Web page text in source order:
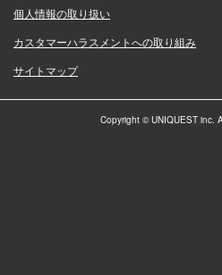
個人情報の取り扱い
カスタマーハラスメントへの取り組み
サイトマップ
Copyright © UNIQUEST inc.